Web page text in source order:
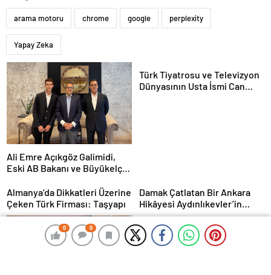
0 0
0 0
arama motoru chrome google perplexity
Yapay Zeka
Ali Emre Açıkgöz Galimidi,
Eski AB Bakanı ve Büyükelçi
Geldi
Türk Tiyatrosu ve Televizyon
Dünyasının Usta İsmi Can
Almanya’da Dikkatleri Üzerine
Çeken Türk Firması: Taşyapı
Damak Çatlatan Bir Ankara
Hikâyesi Aydınlıkevler’in
Lezzet Durağı Urfa Damak
MasterChef Şampiyonu Eren
Kaşıkçı Evinde Ölü Bulundu!